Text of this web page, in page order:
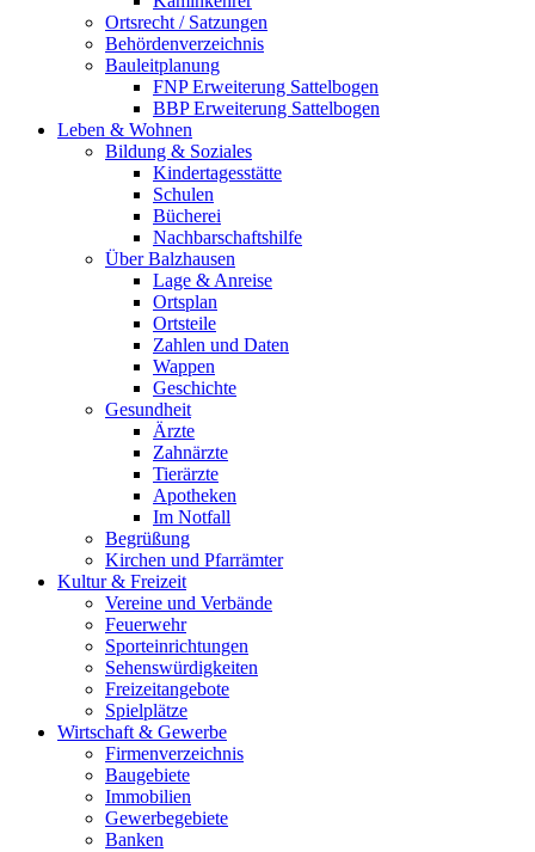
Ortsrecht / Satzungen
Behördenverzeichnis
Bauleitplanung
FNP Erweiterung Sattelbogen
BBP Erweiterung Sattelbogen
Leben & Wohnen
Bildung & Soziales
Kindertagesstätte
Schulen
Bücherei
Nachbarschaftshilfe
Über Balzhausen
Lage & Anreise
Ortsplan
Ortsteile
Zahlen und Daten
Wappen
Geschichte
Gesundheit
Ärzte
Zahnärzte
Tierärzte
Apotheken
Im Notfall
Begrüßung
Kirchen und Pfarrämter
Kultur & Freizeit
Vereine und Verbände
Feuerwehr
Sporteinrichtungen
Sehenswürdigkeiten
Freizeitangebote
Spielplätze
Wirtschaft & Gewerbe
Firmenverzeichnis
Baugebiete
Immobilien
Gewerbegebiete
Banken